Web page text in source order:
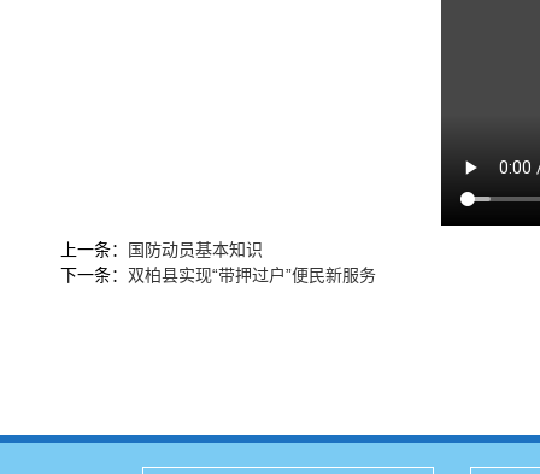
上一条：
国防动员基本知识
下一条： 双柏县实现“带押过户”便民新服务